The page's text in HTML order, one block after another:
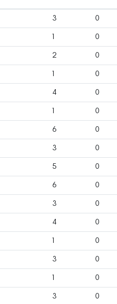
3 0
1 0
2 0
1 0
4 0
1 0
6 0
3 0
5 0
6 0
3 0
4 0
1 0
3 0
1 0
3 0